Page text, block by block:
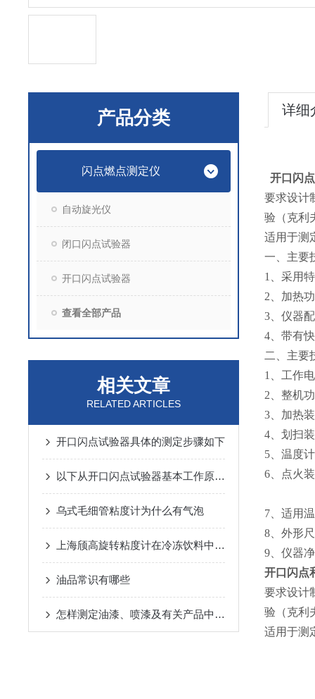
产品分类
闪点燃点测定仪
自动旋光仪
闭口闪点试验器
开口闪点试验器
查看全部产品
相关文章
RELATED ARTICLES
开口闪点试验器具体的测定步骤如下
以下从开口闪点试验器基本工作原理与优点两方面展开解析
乌式毛细管粘度计为什么有气泡
上海颀高旋转粘度计在冷冻饮料中的应用
油品常识有哪些
怎样测定油漆、喷漆及有关产品中烃类溶剂相对溶解能力
详细
开口闪
要求设计
验（克利
适用于测
一、主要
1、采用
2、加热
3、仪器
4、带有
二、主要
1、工作
2、整机
3、加热
4、划扫
5、温度
6、点火
7、适用
8、外形
9、仪器
开口闪点
要求设计
验（克利
适用于测